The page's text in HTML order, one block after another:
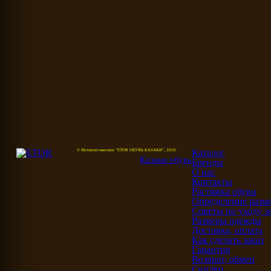
© Интернет-магазин "ETOR ОБУВЬ КАЗАКИ", 2026.
Казаки обувь
Каталог
Бренды
О нас
Контакты
Растяжка обуви
Определение
Советы по уходу
Размеры одежды
Доставка, оплата
Как сделать заказ
Гарантия
Возврат, обмен
Скидки